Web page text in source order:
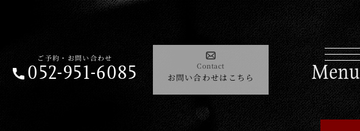
ご予約・お問い合わせ
052-951-6085 Contact
お問い合わせはこちら
052-951-6085 Contact
お問い合わせはこちら
よくあるご質問